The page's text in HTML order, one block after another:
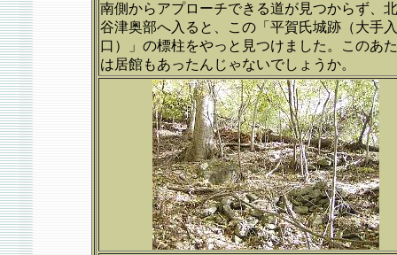
南側からアプローチできる道が見つからず、
谷津奥部へ入ると、この「平賀氏城跡（大手入
口）」の標柱をやっと見つけました。このあ
は居館もあったんじゃないでしょうか。